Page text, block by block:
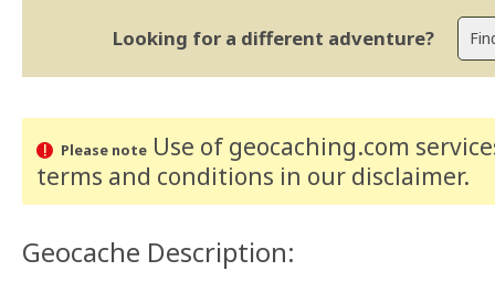
Looking for a different adventure?
Please noteUse of geocaching.com
terms and conditions in our disclaimer.
Geocache Description: